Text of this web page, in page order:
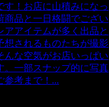
す！お店に山積みになっ
商品と一日格闘でござい
アアイテムが多く出品と
想されるものたちが撮影
んな空気がお店いっぱい
。一部スナップ的に写真
参考まで！...